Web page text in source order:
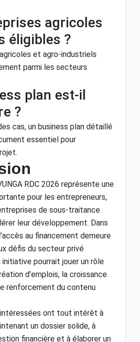
agricoles
éligibles ?
et agro-industriels
parmi les secteurs
plan est-il
?
cas, un business plan détaillé
essentiel pour
RDC 2026 représente une
pour les entrepreneurs,
de sous-traitance
leur développement. Dans
au financement demeure
défis du secteur privé
pourrait jouer un rôle
d’emplois, la croissance
renforcement du contenu
ont tout intérêt à
un dossier solide, à
financière et à élaborer un